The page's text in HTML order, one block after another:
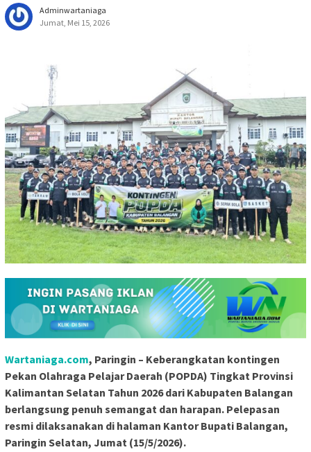
Adminwartaniaga
Jumat, Mei 15, 2026
Wartaniaga.com, Paringin – Keberangkatan kontingen
Pekan Olahraga Pelajar Daerah (POPDA) Tingkat Provinsi
Kalimantan Selatan Tahun 2026 dari Kabupaten Balangan
berlangsung penuh semangat dan harapan. Pelepasan
resmi dilaksanakan di halaman Kantor Bupati Balangan,
Paringin Selatan, Jumat (15/5/2026).